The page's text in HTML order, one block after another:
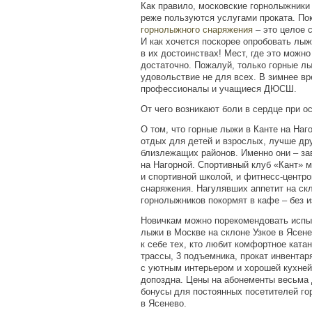
Как правило, московские
реже пользуются услугами проката.
горнолыжного снаряжения – это целое
И как хочется поскорее опробовать
в их достоинствах! Мест, где это
достаточно. Пожалуй, только горные
удовольствие не для всех. В зимнее
профессионалы и учащиеся ДЮСШ.
От чего возникают боли в сердце при
О том, что горные лыжи в Канте на
отдых для детей и взрослых, лучше
близлежащих районов. Именно они –
на Нагорной. Спортивный клуб «Кант»
и спортивной школой, и фитнесс-
снаряжения. Нагулявших аппетит на
горнолыжников покормят в кафе – без
Новичкам можно порекомендовать
лыжи в Москве на склоне Узкое в
к себе тех, кто любит комфортное
трассы, 3 подъемника, прокат
с уютным интерьером и хорошей
допоздна. Цены на абонементы
бонусы для постоянных посетителей
в Ясенево.